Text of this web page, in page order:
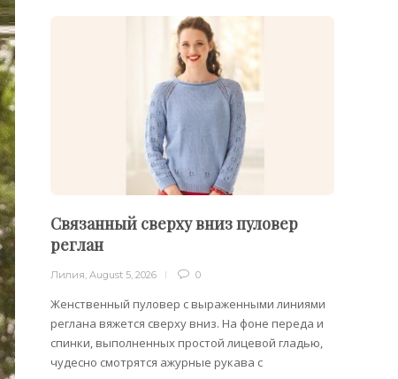
Связанный сверху вниз пуловер
реглан
Лилия ,August 5, 2026 0
Женственный пуловер с выраженными линиями
реглана вяжется сверху вниз. На фоне переда и
спинки, выполненных простой лицевой гладью,
чудесно смотрятся ажурные рукава с